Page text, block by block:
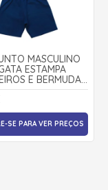
MASCULINO
ESTAMPA
E BERMUDA
71344 -
SE PARA VER PREÇOS